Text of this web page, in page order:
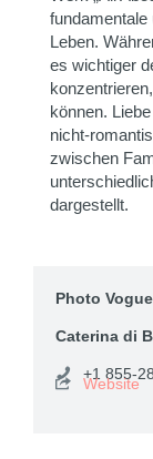
fundamentale
Leben.
es wichtiger
können.
nicht-
zwischen
dargestellt.
Photo Vogue
Caterina di
+1 855-
 Website